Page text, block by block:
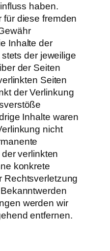
haben.
für diese fremden
Inhalte der
der jeweilige
der Seiten
Seiten
der Verlinkung
Inhalte waren
nicht
verlinkten
konkrete
Rechtsverletzung
werden wir
entfernen.